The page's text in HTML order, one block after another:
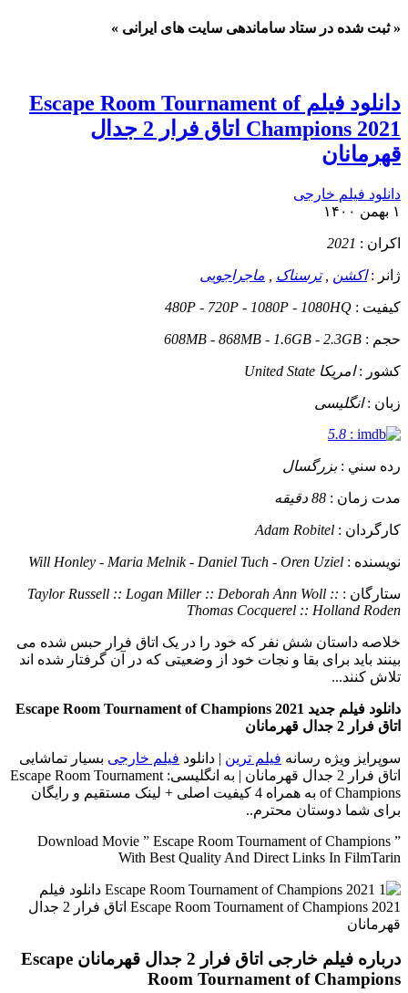
« ثبت شده در ستاد ساماندهی سایت های ایرانی »
دانلود فیلم Escape Room Tournament of
Champions 2021 اتاق فرار 2 جدال
قهرمانان
دانلود فیلم خارجی
۱ بهمن ۱۴۰۰
اکران : 2021
ژانر :اکشن ,ترسناک ماجراجویی
کيفيت : 480P - 720P - 1080P - 1080HQ
حجم : 608MB - 868MB - 1.6GB - 2.3GB
کشور :امریکا United State
زبان :انگلیسی
:
5.8
رده سني :بزرگسال
مدت زمان : 88 دقیقه
کارگردان : Adam Robitel
نويسنده : Will Honley - Maria Melnik - Daniel Tuch - Oren Uziel
ستارگان : Taylor Russell :: Logan Miller :: Deborah Ann Woll ::
Thomas Cocquerel :: Holland Roden
خلاصه داستان شش نفر که خود را در یک اتاق فرار حبس شده می
بینند باید برای بقا و نجات خود از وضعیتی که در آن گرفتار شده اند
تلاش کنند...
دانلود فیلم جدید Escape Room Tournament of Champions 2021
اتاق فرار 2 جدال قهرمانان
سوپرایز ویژه رسانه فیلم ترین | دانلود فیلم خارجی بسیار تماشایی
اتاق فرار 2 جدال قهرمانان | به انگلیسی: Escape Room Tournament
of Champions به همراه 4 کیفیت اصلی + لینک مستقیم و رایگان
برای شما دوستان محترم..
Download Movie ” Escape Room Tournament of Champions ”
With Best Quality And Direct Links In FilmTarin
درباره فیلم خارجی اتاق فرار 2 جدال قهرمانان Escape
Room Tournament of Champions